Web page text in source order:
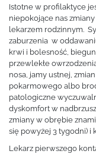
Istotne w profilaktyce
niepokojące nas
lekarzem rodzinnym.
zaburzenia w
krwi i bolesność,
przewlekłe
nosa, jamy ustnej,
pokarmowego albo
patologiczne
dyskomfort w
zmiany w obrębie
się powyżej 3 tygodni) i
Lekarz pierwszego